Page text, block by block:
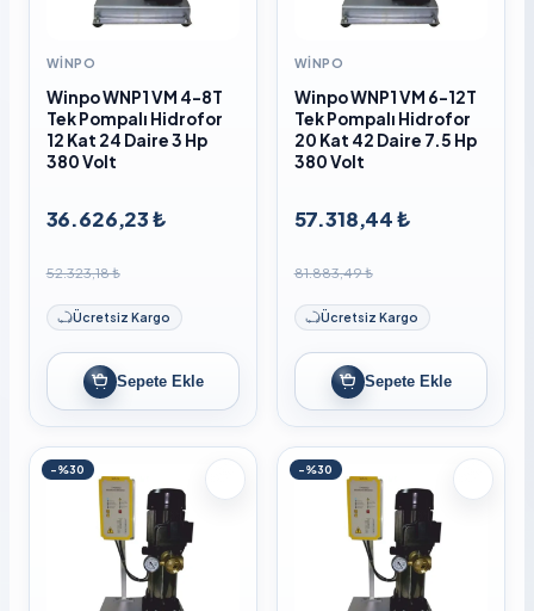
WINPO
Winpo WNP1 VM 4-8T
Tek Pompalı Hidrofor
12 Kat 24 Daire 3 Hp
380 Volt
36.626,23 ₺
52.323,18 ₺
Ücretsiz Kargo
Sepete Ekle
WINPO
Winpo WNP1 VM 6-12T
Tek Pompalı Hidrofor
20 Kat 42 Daire 7.5 Hp
380 Volt
57.318,44 ₺
81.883,49 ₺
Ücretsiz Kargo
Sepete Ekle
-%30 -%30